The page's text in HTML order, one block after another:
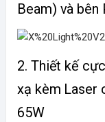
Beam) và bên
2. Thiết kế
xạ kèm Laser
65W